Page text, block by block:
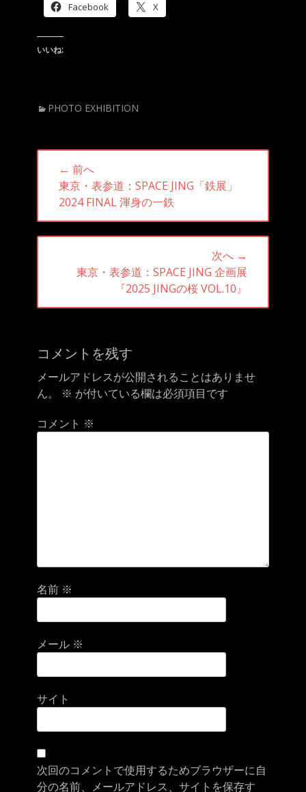
Facebook X
いいね:
カ
リ
PHOTO EXHIBITION
投
ゲ
← 前へ
前
の
投
稿:
東京・表参道：SPACE JING「鉄展」
2024 FINAL 渾身の一鉄
次へ →
投
東京・表参道：SPACE JING 企画展
『2025 JINGの桜 VOL.10』
コメントを残す
メールアドレスが公開されることはありませ
ん。
※ が付いている欄は必須項目です
コメント ※
名前 ※
メール ※
サイト
次回のコメントで使用するためブラウザーに自
分の名前、メールアドレス、サイトを保存す